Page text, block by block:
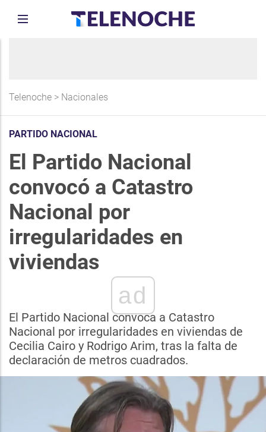
Telenoche > Nacionales
PARTIDO NACIONAL
El Partido Nacional
convocó a Catastro
Nacional por
irregularidades en
viviendas
ad
El Partido Nacional convoca a Catastro
Nacional por irregularidades en viviendas de
Cecilia Cairo y Rodrigo Arim, tras la falta de
declaración de metros cuadrados.